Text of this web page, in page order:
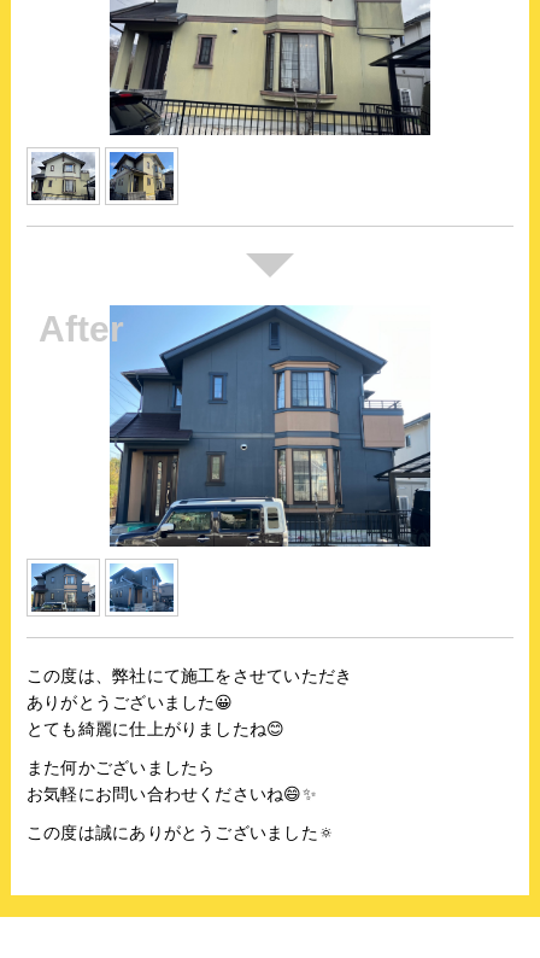
この度は、弊社にて施工をさせていただき
ありがとうございました😀
とても綺麗に仕上がりましたね😊
また何かございましたら
お気軽にお問い合わせくださいね😄✨
この度は誠にありがとうございました🔅